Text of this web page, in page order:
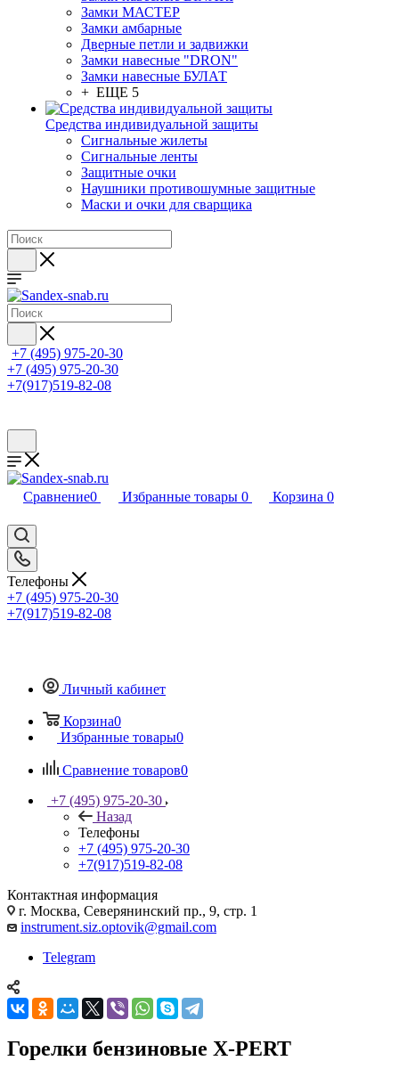
Замки МАСТЕР
Замки амбарные
Дверные петли и задвижки
Замки навесные "DRON"
Замки навесные БУЛАТ
+ ЕЩЕ 5
Средства индивидуальной защиты
Сигнальные жилеты
Сигнальные ленты
Защитные очки
Наушники противошумные защитные
Маски и очки для сварщика
+7 (495) 975-20-30
+7 (495) 975-20-30
+7(917)519-82-08
Сравнение0 Избранные товары 0 Корзина 0
Телефоны
+7 (495) 975-20-30
+7(917)519-82-08
Личный кабинет
Корзина0
Избранные товары0
Сравнение товаров0
+7 (495) 975-20-30
Назад
Телефоны
+7 (495) 975-20-30
+7(917)519-82-08
Контактная информация
г. Москва, Северянинский пр., 9, стр. 1
instrument.siz.optovik@gmail.com
Telegram
Горелки бензиновые X-PERT